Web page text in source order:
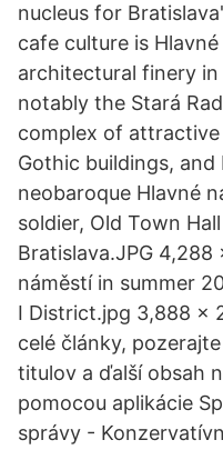
nucleus for
cafe culture is
architectural finery
notably the Stará
complex of
Gothic buildings, and
neobaroque Hlavné
soldier, Old Town
Bratislava.JPG
náměstí in summer
I District.jpg 3,888 ×
celé články,
titulov a ďalší obsah
pomocou aplikácie
správy -